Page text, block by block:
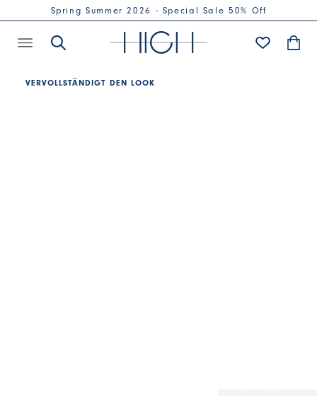
Spring Summer 2026 - Special Sale 50% Off
VERVOLLSTÄNDIGT DEN LOOK